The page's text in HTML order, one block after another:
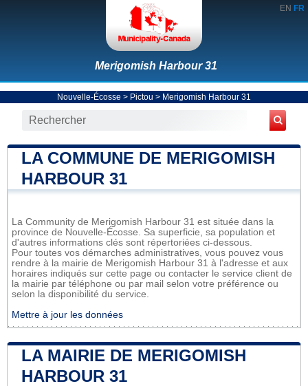
EN FR
Merigomish Harbour 31
Nouvelle-Écosse > Pictou > Merigomish Harbour 31
LA COMMUNE DE MERIGOMISH
HARBOUR 31
La Community de Merigomish Harbour 31 est située dans la
province de Nouvelle-Écosse. Sa superficie, sa population et
d'autres informations clés sont répertoriées ci-dessous.
Pour toutes vos démarches administratives, vous pouvez vous
rendre à la mairie de Merigomish Harbour 31 à l'adresse et aux
horaires indiqués sur cette page ou contacter le service client de
la mairie par téléphone ou par mail selon votre préférence ou
selon la disponibilité du service.
Mettre à jour les données
LA MAIRIE DE MERIGOMISH
HARBOUR 31